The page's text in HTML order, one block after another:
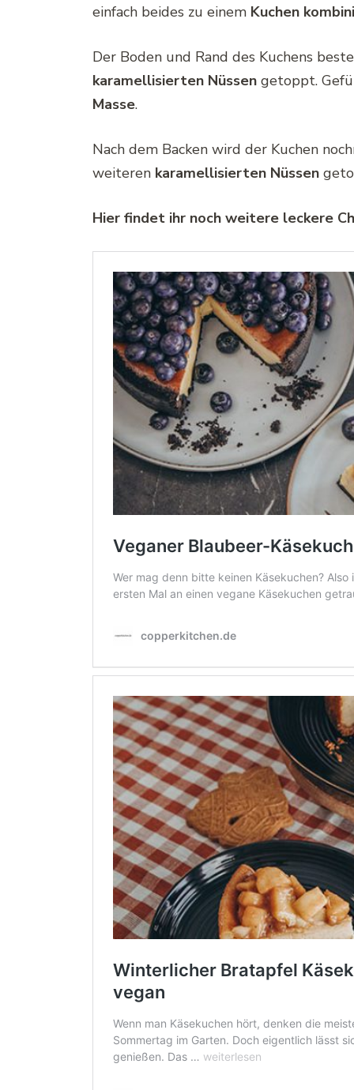
einfach beides zu einem Kuchen
Der Boden und Rand des Kuchens
karamellisierten Nüssen getoppt.
Masse.
Nach dem Backen wird der Kuchen
weiteren karamellisierten Nüssen
Hier findet ihr noch weitere leckere